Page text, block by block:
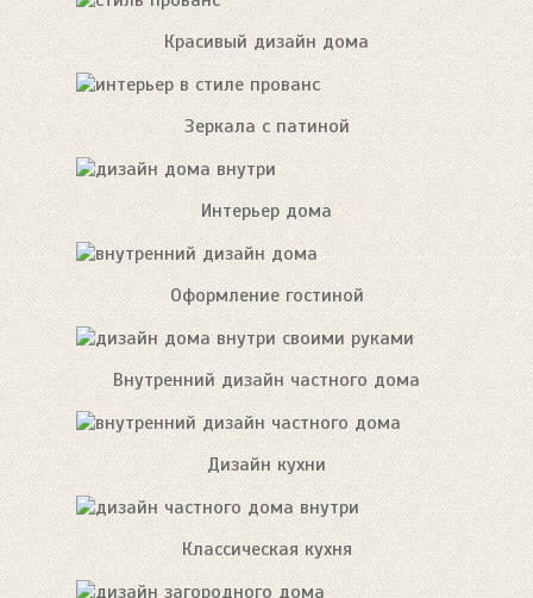
Красивый дизайн дома
Зеркала с патиной
Интерьер дома
Оформление гостиной
Внутренний дизайн частного дома
Дизайн кухни
Классическая кухня